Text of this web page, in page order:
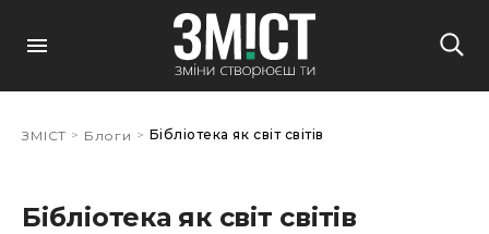
ЗМІСТ > Блоги > Бібліотека як світ світів
Бібліотека як світ світів